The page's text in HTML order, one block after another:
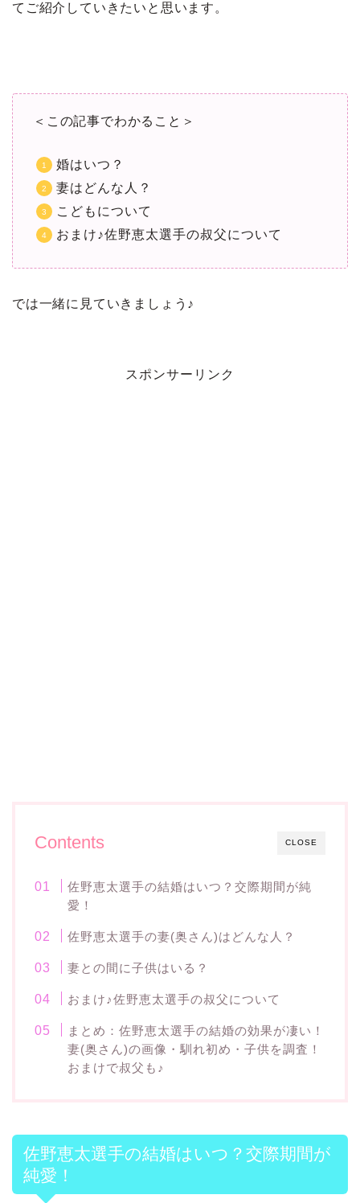
てご紹介していきたいと思います。
＜この記事でわかること＞
婚はいつ？
妻はどんな人？
こどもについて
おまけ♪佐野恵太選手の叔父について
では一緒に見ていきましょう♪
スポンサーリンク
CLOSE
Contents
佐野恵太選手の結婚はいつ？交際期間が純
愛！
佐野恵太選手の妻(奥さん)はどんな人？
妻との間に子供はいる？
おまけ♪佐野恵太選手の叔父について
まとめ：佐野恵太選手の結婚の効果が凄い！
妻(奥さん)の画像・馴れ初め・子供を調査！
おまけで叔父も♪
佐野恵太選手の結婚はいつ？交際期間が
純愛！